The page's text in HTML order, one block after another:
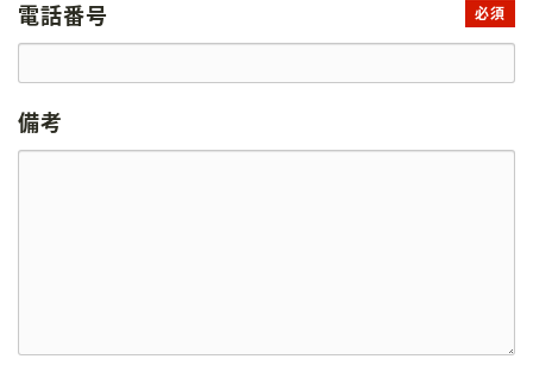
電話番号 必須
備考